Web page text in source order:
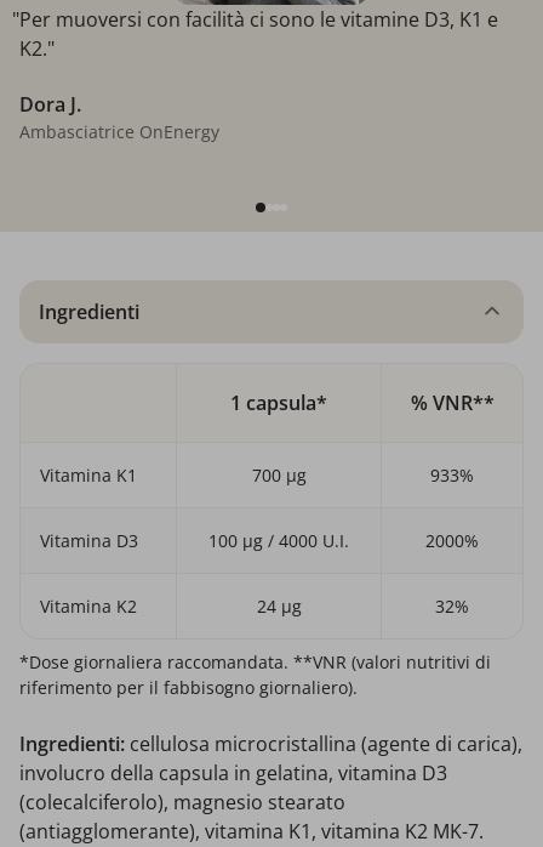
"Per muoversi con facilità ci sono le vitamine D3, K1 e
K2."
Dora J.
Ambasciatrice OnEnergy
Ingredienti
1 capsula* % VNR**
Vitamina K1 700 µg 933%
Vitamina D3 100 µg / 4000 U.I. 2000%
Vitamina K2 24 µg 32%
*Dose giornaliera raccomandata. **VNR (valori nutritivi di
riferimento per il fabbisogno giornaliero).
Ingredienti: cellulosa microcristallina (agente di carica),
involucro della capsula in gelatina, vitamina D3
(colecalciferolo), magnesio stearato
(antiagglomerante), vitamina K1, vitamina K2 MK-7.